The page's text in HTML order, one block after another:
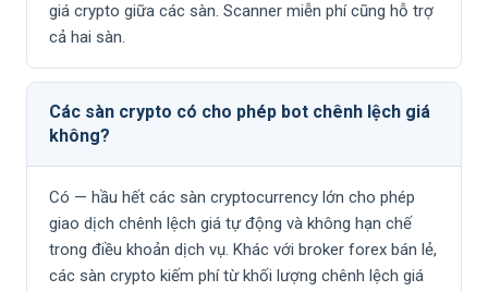
giá crypto giữa các sàn. Scanner miễn phí cũng hỗ trợ
cả hai sàn.
Các sàn crypto có cho phép bot chênh lệch giá
không?
Có — hầu hết các sàn cryptocurrency lớn cho phép
giao dịch chênh lệch giá tự động và không hạn chế
trong điều khoản dịch vụ. Khác với broker forex bán lẻ,
các sàn crypto kiếm phí từ khối lượng chênh lệch giá